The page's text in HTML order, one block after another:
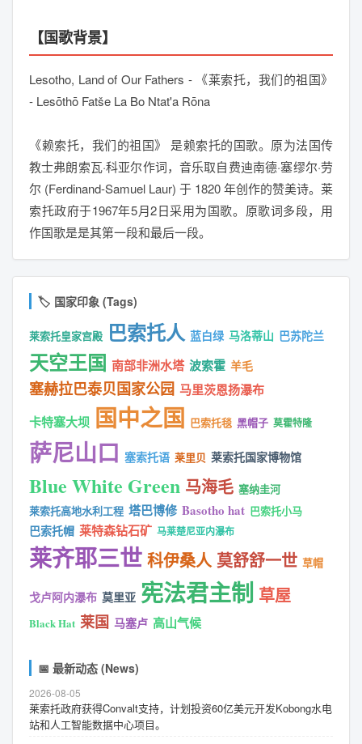
【国歌背景】
Lesotho, Land of Our Fathers - 《莱索托，我们的祖国》
- Lesōthō Fatše La Bo Ntat'a Rōna
《赖索托，我们的祖国》 是赖索托的国歌。原为法国传
教士弗朗索瓦·科亚尔作词，音乐取自费迪南德·塞缪尔·劳
尔 (Ferdinand-Samuel Laur) 于 1820 年创作的赞美诗。莱
索托政府于1967年5月2日采用为国歌。原歌词多段，用
作国歌是是其第一段和最后一段。
🏷️ 国家印象 (Tags)
莱索托皇家宫殿 巴索托人 蓝白绿 马洛蒂山 巴苏陀兰
天空王国 南部非洲水塔 波索霍 羊毛
塞赫拉巴泰贝国家公园 马里茨恩扬瀑布
卡特塞大坝 国中之国 巴索托毯 黑帽子 莫霍特隆
萨尼山口 塞索托语 莱里贝 莱索托国家博物馆
Blue White Green 马海毛 塞纳圭河
莱索托高地水利工程 塔巴博修 Basotho hat 巴索托小马
巴索托帽 莱特森钻石矿 马莱楚尼亚内瀑布
莱齐耶三世 科伊桑人 莫舒舒一世 草帽
戈卢阿内瀑布 莫里亚 宪法君主制 草屋
Black Hat 莱国 马塞卢 高山气候
📅 最新动态 (News)
2026-08-05
莱索托政府获得Convalt支持，计划投资60亿美元开发Kobong水电
站和人工智能数据中心项目。